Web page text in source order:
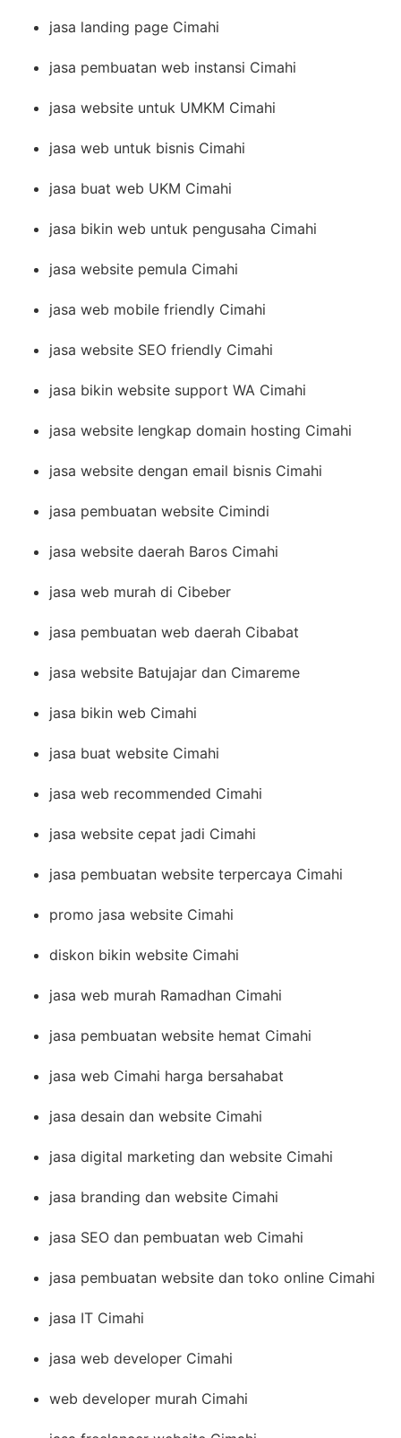
jasa landing page Cimahi
jasa pembuatan web instansi Cimahi
jasa website untuk UMKM Cimahi
jasa web untuk bisnis Cimahi
jasa buat web UKM Cimahi
jasa bikin web untuk pengusaha Cimahi
jasa website pemula Cimahi
jasa web mobile friendly Cimahi
jasa website SEO friendly Cimahi
jasa bikin website support WA Cimahi
jasa website lengkap domain hosting Cimahi
jasa website dengan email bisnis Cimahi
jasa pembuatan website Cimindi
jasa website daerah Baros Cimahi
jasa web murah di Cibeber
jasa pembuatan web daerah Cibabat
jasa website Batujajar dan Cimareme
jasa bikin web Cimahi
jasa buat website Cimahi
jasa web recommended Cimahi
jasa website cepat jadi Cimahi
jasa pembuatan website terpercaya Cimahi
promo jasa website Cimahi
diskon bikin website Cimahi
jasa web murah Ramadhan Cimahi
jasa pembuatan website hemat Cimahi
jasa web Cimahi harga bersahabat
jasa desain dan website Cimahi
jasa digital marketing dan website Cimahi
jasa branding dan website Cimahi
jasa SEO dan pembuatan web Cimahi
jasa pembuatan website dan toko online Cimahi
jasa IT Cimahi
jasa web developer Cimahi
web developer murah Cimahi